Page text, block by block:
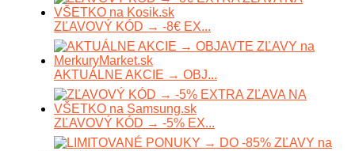
ZĽAVOVÝ KÓD → -8€ EX...
AKTUÁLNE AKCIE → OBJ...
ZĽAVOVÝ KÓD → -5% EX...